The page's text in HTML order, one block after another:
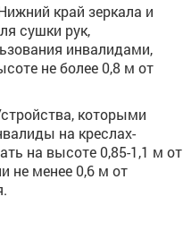
край зеркала и
сушки рук,
инвалидами,
не более 0,8 м от
которыми
на креслах-
на высоте 0,85-1,1 м от
не менее 0,6 м от